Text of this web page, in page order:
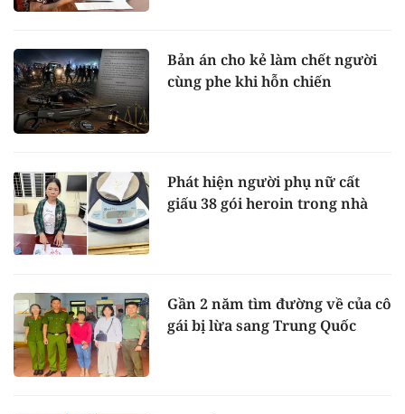
Bản án cho kẻ làm chết người
cùng phe khi hỗn chiến
Phát hiện người phụ nữ cất
giấu 38 gói heroin trong nhà
Gần 2 năm tìm đường về của cô
gái bị lừa sang Trung Quốc